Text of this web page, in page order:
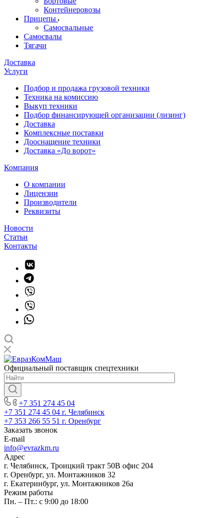
Контейнеровозы
Прицепы
Самосвальные
Самосвалы
Тягачи
Доставка
Услуги
Подбор и продажа грузовой техники
Техника на комиссию
Выкуп техники
Подбор финансирующей организации (лизинг)
Доставка
Комплексные поставки
Дооснащение техники
Доставка «До ворот»
Компания
О компании
Лицензии
Производители
Реквизиты
Новости
Статьи
Контакты
Официальный поставщик спецтехники
+7 351 274 45 04
+7 351 274 45 04 г. Челябинск
+7 353 266 55 51 г. Оренбург
Заказать звонок
E-mail
info@evrazkm.ru
Адрес
г. Челябинск, Троицкий тракт 50В офис 204
г. Оренбург, ул. Монтажников 32
г. Екатеринбург, ул. Монтажников 26а
Режим работы
Пн. – Пт.: с 9:00 до 18:00